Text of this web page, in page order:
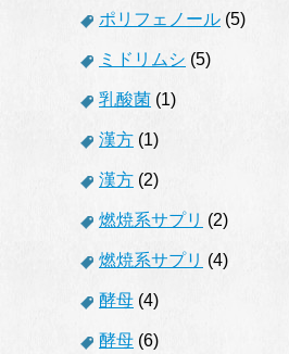
ポリフェノール (5)
ミドリムシ (5)
乳酸菌 (1)
漢方 (1)
漢方 (2)
燃焼系サプリ (2)
燃焼系サプリ (4)
酵母 (4)
酵母 (6)